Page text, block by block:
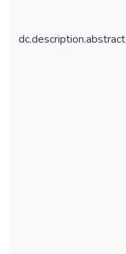
dc.description.abstract